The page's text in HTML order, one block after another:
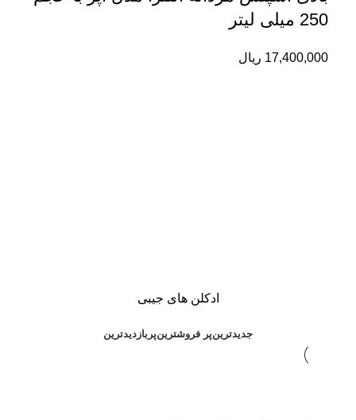
250 میلی لیتر
17,400,000 ریال
ادکلن های جیبی
جدیدترینپر فروشترینپربازدیدترین